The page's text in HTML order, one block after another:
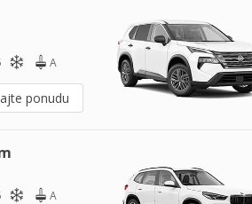
A
ponudu
A